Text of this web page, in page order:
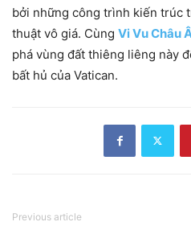
bởi những công trình kiến trúc
thuật vô giá. Cùng Vi Vu Châu
phá vùng đất thiêng liêng này
bất hủ của Vatican.
Previous article